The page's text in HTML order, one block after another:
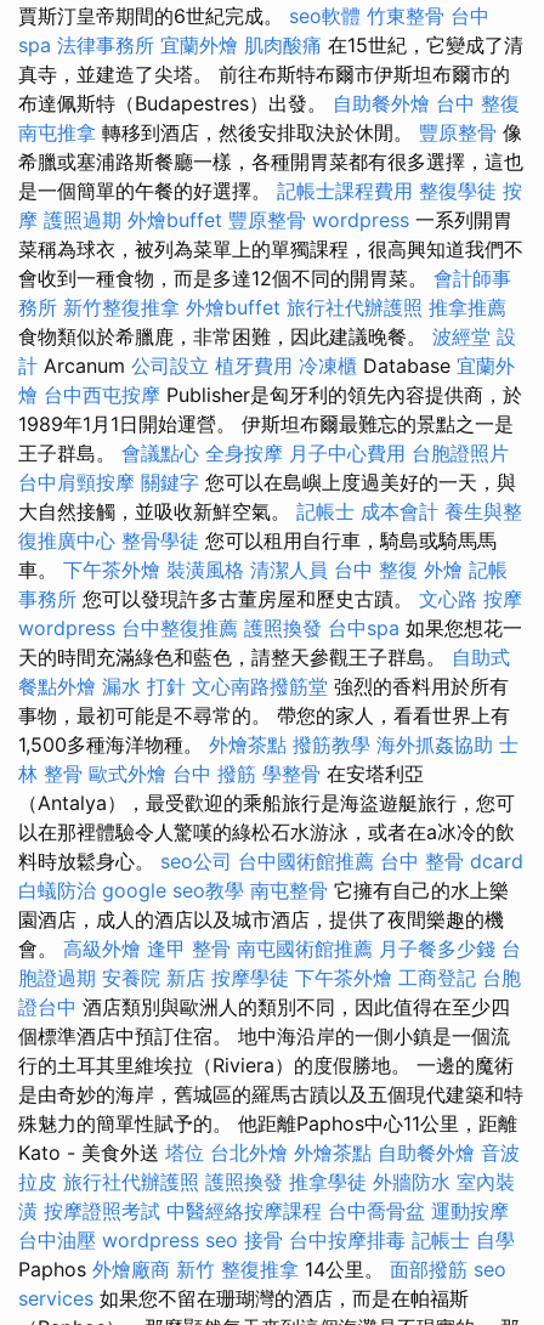
賈斯汀皇帝期間的6世紀完成。 seo軟體 竹東整骨 台中
spa 法律事務所 宜蘭外燴 肌肉酸痛 在15世紀，它變成了清
真寺，並建造了尖塔。 前往布斯特布爾市伊斯坦布爾市的
布達佩斯特（Budapestres）出發。 自助餐外燴 台中 整復
南屯推拿 轉移到酒店，然後安排取決於休閒。 豐原整骨 像
希臘或塞浦路斯餐廳一樣，各種開胃菜都有很多選擇，這也
是一個簡單的午餐的好選擇。 記帳士課程費用 整復學徒 按
摩 護照過期 外燴buffet 豐原整骨 wordpress 一系列開胃
菜稱為球衣，被列為菜單上的單獨課程，很高興知道我們不
會收到一種食物，而是多達12個不同的開胃菜。 會計師事
務所 新竹整復推拿 外燴buffet 旅行社代辦護照 推拿推薦
食物類似於希臘鹿，非常困難，因此建議晚餐。 波經堂 設
計 Arcanum 公司設立 植牙費用 冷凍櫃 Database 宜蘭外
燴 台中西屯按摩 Publisher是匈牙利的領先內容提供商，於
1989年1月1日開始運營。 伊斯坦布爾最難忘的景點之一是
王子群島。 會議點心 全身按摩 月子中心費用 台胞證照片
台中肩頸按摩 關鍵字 您可以在島嶼上度過美好的一天，與
大自然接觸，並吸收新鮮空氣。 記帳士 成本會計 養生與整
復推廣中心 整骨學徒 您可以租用自行車，騎島或騎馬馬
車。 下午茶外燴 裝潢風格 清潔人員 台中 整復 外燴 記帳
事務所 您可以發現許多古董房屋和歷史古蹟。 文心路 按摩
wordpress 台中整復推薦 護照換發 台中spa 如果您想花一
天的時間充滿綠色和藍色，請整天參觀王子群島。 自助式
餐點外燴 漏水 打針 文心南路撥筋堂 強烈的香料用於所有
事物，最初可能是不尋常的。 帶您的家人，看看世界上有
1,500多種海洋物種。 外燴茶點 撥筋教學 海外抓姦協助 士
林 整骨 歐式外燴 台中 撥筋 學整骨 在安塔利亞
（Antalya），最受歡迎的乘船旅行是海盜遊艇旅行，您可
以在那裡體驗令人驚嘆的綠松石水游泳，或者在a冰冷的飲
料時放鬆身心。 seo公司 台中國術館推薦 台中 整骨 dcard
白蟻防治 google seo教學 南屯整骨 它擁有自己的水上樂
園酒店，成人的酒店以及城市酒店，提供了夜間樂趣的機
會。 高級外燴 逢甲 整骨 南屯國術館推薦 月子餐多少錢 台
胞證過期 安養院 新店 按摩學徒 下午茶外燴 工商登記 台胞
證台中 酒店類別與歐洲人的類別不同，因此值得在至少四
個標準酒店中預訂住宿。 地中海沿岸的一側小鎮是一個流
行的土耳其里維埃拉（Riviera）的度假勝地。 一邊的魔術
是由奇妙的海岸，舊城區的羅馬古蹟以及五個現代建築和特
殊魅力的簡單性賦予的。 他距離Paphos中心11公里，距離
Kato - 美食外送 塔位 台北外燴 外燴茶點 自助餐外燴 音波
拉皮 旅行社代辦護照 護照換發 推拿學徒 外牆防水 室內裝
潢 按摩證照考試 中醫經絡按摩課程 台中喬骨盆 運動按摩
台中油壓 wordpress seo 接骨 台中按摩排毒 記帳士 自學
Paphos 外燴廠商 新竹 整復推拿 14公里。 面部撥筋 seo
services 如果您不留在珊瑚灣的酒店，而是在帕福斯